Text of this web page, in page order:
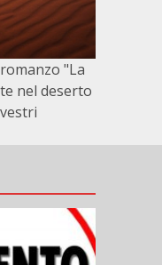
"La
nel deserto